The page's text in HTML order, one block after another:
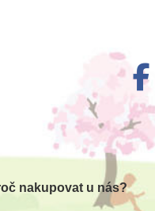
nakupovat u nás?